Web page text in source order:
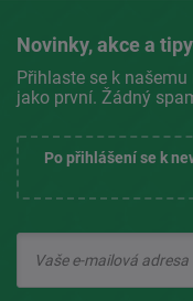
Novinky, akce a
Přihlaste se k
jako první. Žádný
Po přihlášení se k